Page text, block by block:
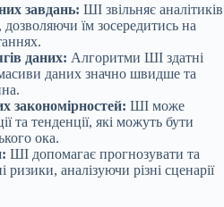
завдань: ШІ звільняє аналітиків
їм зосередитись на
даних: Алгоритми ШІ здатні
даних значно швидше та
закономірностей: ШІ може
та тенденції, які можуть бути
ока.
ШІ допомагає прогнозувати та
ризики, аналізуючи різні сценарії